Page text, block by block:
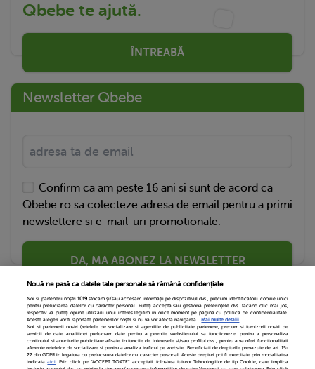
Qbebe te ajută.
ÎNTREABĂ
Newsletter Qbebe
Confirm ca am peste 16 ani si sunt de acord ca
Qbebe.ro sa colecteze adresa de email pentru a primi
newslettere si e-mail-uri promotionale.
DA, MA ABONEZ LA NEWSLETTER
Nouă ne pasă ca datele tale personale să rămână confidențiale
Noi și partenerii noștri 1019stocăm și/sau accesăm informații pe dispozitivul dvs., precum identificatorii cookie unici
pentru prelucrarea datelor cu caracter personal. Puteți accepta sau gestiona preferințele dvs. făcând clic mai jos,
respectiv vă puteți opune utilizării unui interes legitim în orice moment pe pagina cu politica de confidențialitate.
Aceste alegeri vor fi raportate partenerilor noștri și nu vă vor afecta navigarea.
Mai multe detalii
Noi si partenerii nostri (retelele de socializare si agentiile de publicitate partenere, precum si furnizorii nostri de
servicii de date analitice) prelucram date pentru a permite website-ului sa functioneze, pentru a personaliza
continutul si anunturile publicitare afisate in functie de interesele si/sau profilul dvs., pentru a va oferi functionalitati
aferente retelelor de socializare si pentru a analiza traficul pe website. Beneficiati de drepturile prevazute de art. 15-
22 din GDPR in legatura cu prelucrarea datelor cu caracter personal. Aceste drepturi pot fi exercitate prin modalitatea
indicataaici. Prin click pe “ACCEPT TOATE”, acceptati folosirea tuturor Tehnologiilor de tip Cookie, care implica